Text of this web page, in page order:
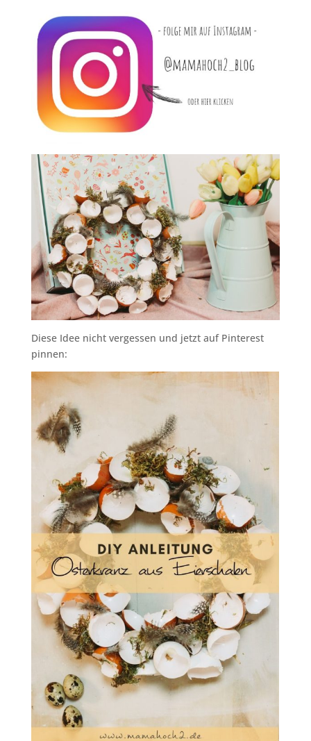
Diese Idee nicht vergessen und jetzt auf Pinterest
pinnen: